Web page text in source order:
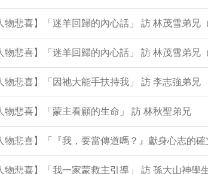
物悲喜】「迷羊回歸的內心話」 訪 林茂雪弟兄（
物悲喜】「迷羊回歸的內心話」 訪 林茂雪弟兄（
物悲喜】「因祂大能手扶持我」 訪 李志強弟兄
物悲喜】「蒙主看顧的生命」 訪 林秋聖弟兄
物悲喜】「『我，要當傳道嗎？』獻身心志的
物悲喜】「我一家蒙救主引導」 訪 孫大山神學